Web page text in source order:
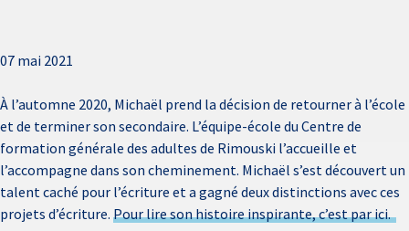
07 mai 2021
À l’automne 2020, Michaël prend la décision de retourner à l’école
et de terminer son secondaire. L’équipe-école du Centre de
formation générale des adultes de Rimouski l’accueille et
l’accompagne dans son cheminement. Michaël s’est découvert un
talent caché pour l’écriture eta gagné deux distinctions avec ces
projets d’écriture. Pour lire son histoire inspirante, c’est parici.